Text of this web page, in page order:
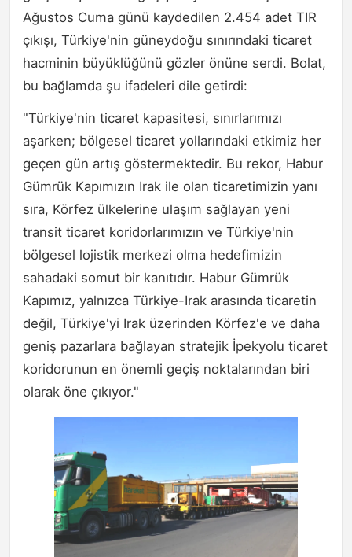
Ağustos Cuma günü kaydedilen 2.454 adet TIR
çıkışı, Türkiye'nin güneydoğu sınırındaki ticaret
hacminin büyüklüğünü gözler önüne serdi. Bolat,
bu bağlamda şu ifadeleri dile getirdi:
"Türkiye'nin ticaret kapasitesi, sınırlarımızı
aşarken; bölgesel ticaret yollarındaki etkimiz her
geçen gün artış göstermektedir. Bu rekor, Habur
Gümrük Kapımızın Irak ile olan ticaretimizin yanı
sıra, Körfez ülkelerine ulaşım sağlayan yeni
transit ticaret koridorlarımızın ve Türkiye'nin
bölgesel lojistik merkezi olma hedefimizin
sahadaki somut bir kanıtıdır. Habur Gümrük
Kapımız, yalnızca Türkiye-Irak arasında ticaretin
değil, Türkiye'yi Irak üzerinden Körfez'e ve daha
geniş pazarlara bağlayan stratejik İpekyolu ticaret
koridorunun en önemli geçiş noktalarından biri
olarak öne çıkıyor."